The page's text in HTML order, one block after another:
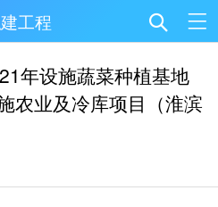
工程
年设施蔬菜种植基地
农业及冷库项目（淮滨